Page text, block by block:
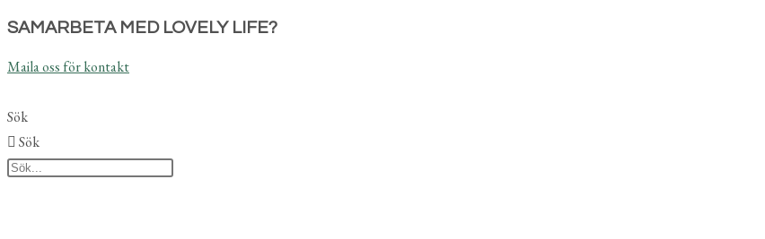
Hoppa
innehållet
SAMARBETA MED LOVELY LIFE?
Maila oss för kontakt
Sök
Sök